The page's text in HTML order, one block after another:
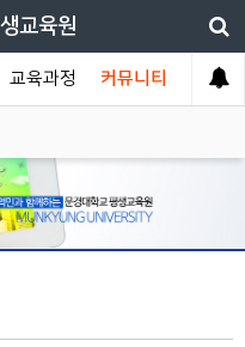
교육원
교육과정 커뮤니티